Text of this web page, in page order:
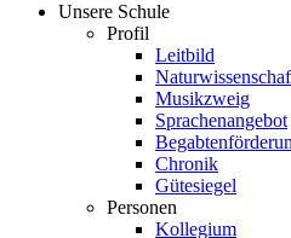
Unsere Schule
Profil
Leitbild
Musikzweig
Sprachenangebot
Chronik
Gütesiegel
Personen
Kollegium